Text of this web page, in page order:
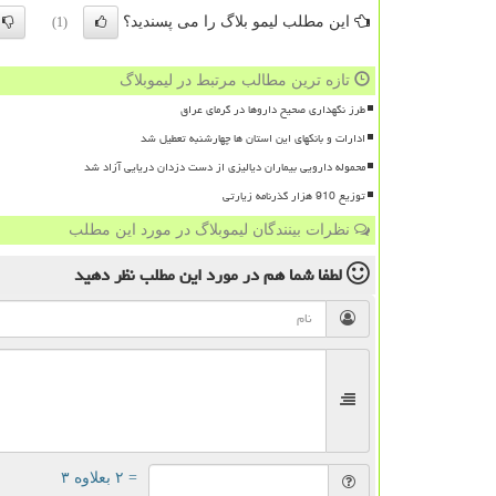
این مطلب لیمو بلاگ را می پسندید؟ (1)
تازه ترین مطالب مرتبط در لیموبلاگ
طرز نگهداری صحیح داروها در گرمای عراق
ادارات و بانکهای این استان ها چهارشنبه تعطیل شد
محموله دارویی بیماران دیالیزی از دست دزدان دریایی آزاد شد
توزیع 910 هزار گذرنامه زیارتی
نظرات بینندگان لیموبلاگ در مورد این مطلب
لطفا شما همدر مورد این مطلبنظر دهید
= ۲ بعلاوه ۳